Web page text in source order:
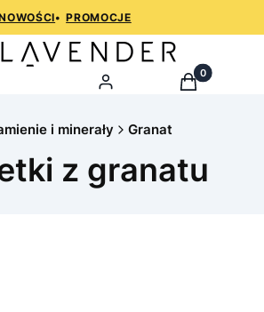
• PROMOCJE
Zaloguj Produkty w
Koszyk
i minerały Granat
z granatu